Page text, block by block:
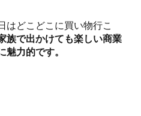
はどこどこに買い物行こ
族で出かけても楽しい商業
魅力的です。